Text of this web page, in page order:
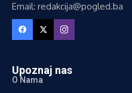
Email: redakcija@pogled.ba
Upoznaj nas
O Nama